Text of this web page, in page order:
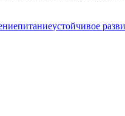
питаниеустойчивое